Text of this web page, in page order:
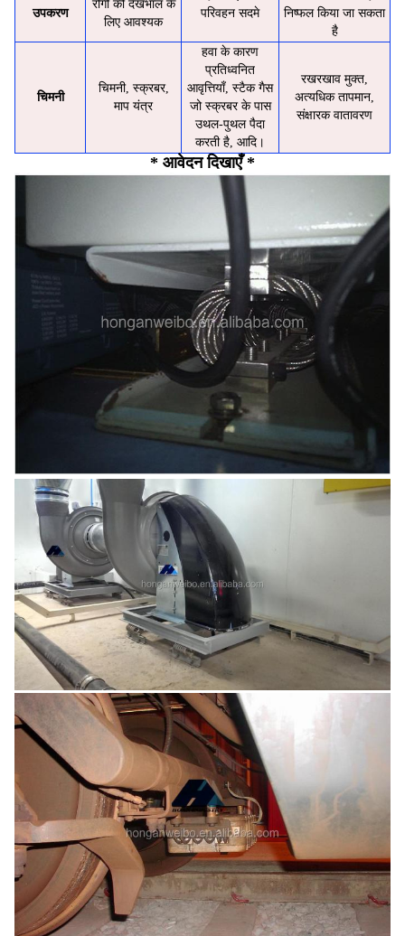
उपकरण
रोगी की देखभाल के
लिए आवश्यक
परिवहन सदमे
निष्फल किया जा सकता
है
चिमनी
चिमनी, स्क्रबर,
माप यंत्र
हवा के कारण
प्रतिध्वनित
आवृत्तियाँ, स्टैक गैस
जो स्क्रबर के पास
उथल-पुथल पैदा
करती है, आदि।
रखरखाव मुक्त,
अत्यधिक तापमान,
संक्षारक वातावरण
* आवेदन दिखाएँ *